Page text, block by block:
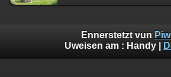
Ennerstetzt vun
Uweisen am : Handy|